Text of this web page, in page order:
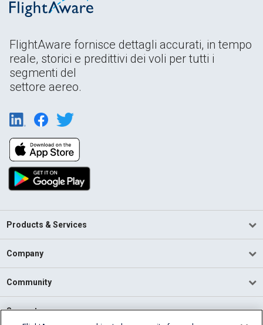
FlightAware fornisce dettagli accurati, in tempo
reale, storici e predittivi dei voli per tutti i
segmenti del
settore aereo.
Products & Services
Company
Community
Support